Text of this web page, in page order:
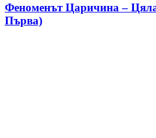
Феноменът Царичина –
Първа)